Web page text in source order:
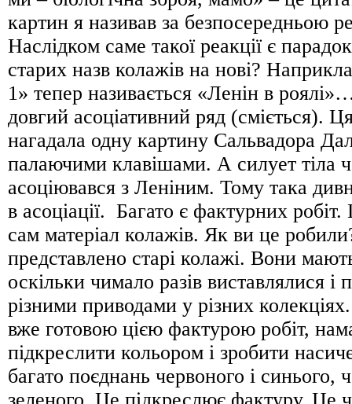
картин я називав за безпосередньою
Наслідком саме такої реакції є
старих назв колажів на нові?
1» тепер називається «Ленін в
довгий асоціативний ряд (сміється).
нагадала одну картину Сальвадора
палаючими клавішами. А силует тіла
асоціювався з Леніним. Тому така
в асоціації. Багато є фактурних
сам матеріал колажів. Як ви це
представлено старі колажі. Вони
оскільки чимало разів виставлялися і
різними приводами у різних
вже готовою цією фактурою робіт,
підкреслити кольором і зробити
багато поєднань червоного і синього,